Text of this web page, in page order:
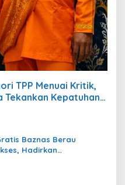
TPP Menuai Kritik,
Kepatuhan
Hadirkan
Puluhan Anak